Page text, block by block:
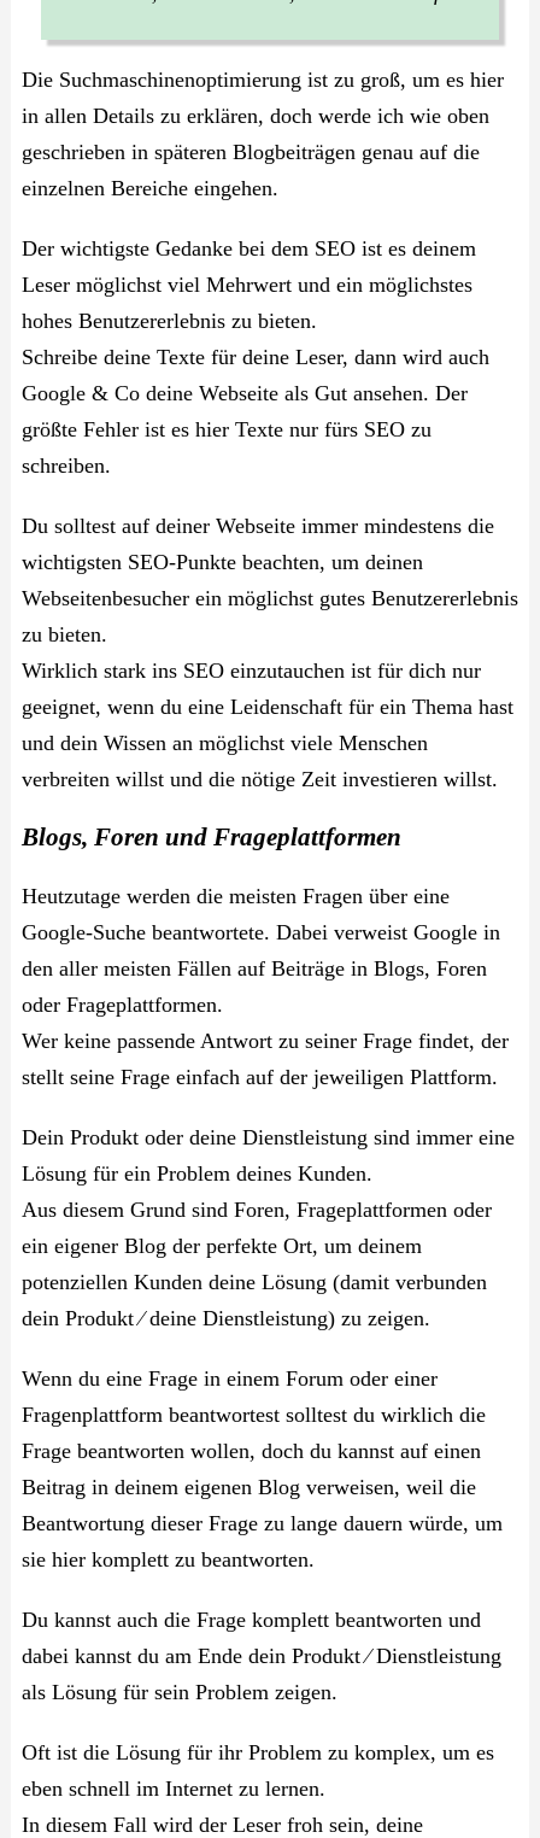
Die Suchmaschinenoptimierung ist zu groß, um es hier
in allen Details zu erklären, doch werde ich wie oben
geschrieben in späteren Blogbeiträgen genau auf die
einzelnen Bereiche eingehen.
Der wichtigste Gedanke bei dem SEO ist es deinem
Leser möglichst viel Mehrwert und ein möglichstes
hohes Benutzererlebnis zu bieten.
Schreibe deine Texte für deine Leser, dann wird auch
Google & Co deine Webseite als Gut ansehen. Der
größte Fehler ist es hier Texte nur fürs SEO zu
schreiben.
Du solltest auf deiner Webseite immer mindestens die
wichtigsten SEO-Punkte beachten, um deinen
Webseitenbesucher ein möglichst gutes Benutzererlebnis
zu bieten.
Wirklich stark ins SEO einzutauchen ist für dich nur
geeignet, wenn du eine Leidenschaft für ein Thema hast
und dein Wissen an möglichst viele Menschen
verbreiten willst und die nötige Zeit investieren willst.
Blogs, Foren und Frageplattformen
Heutzutage werden die meisten Fragen über eine
Google-Suche beantwortete. Dabei verweist Google in
den aller meisten Fällen auf Beiträge in Blogs, Foren
oder Frageplattformen.
Wer keine passende Antwort zu seiner Frage findet, der
stellt seine Frage einfach auf der jeweiligen Plattform.
Dein Produkt oder deine Dienstleistung sind immer eine
Lösung für ein Problem deines Kunden.
Aus diesem Grund sind Foren, Frageplattformen oder
ein eigener Blog der perfekte Ort, um deinem
potenziellen Kunden deine Lösung (damit verbunden
dein Produkt ⁄ deine Dienstleistung) zu zeigen.
Wenn du eine Frage in einem Forum oder einer
Fragenplattform beantwortest solltest du wirklich die
Frage beantworten wollen, doch du kannst auf einen
Beitrag in deinem eigenen Blog verweisen, weil die
Beantwortung dieser Frage zu lange dauern würde, um
sie hier komplett zu beantworten.
Du kannst auch die Frage komplett beantworten und
dabei kannst du am Ende dein Produkt ⁄ Dienstleistung
als Lösung für sein Problem zeigen.
Oft ist die Lösung für ihr Problem zu komplex, um es
eben schnell im Internet zu lernen.
In diesem Fall wird der Leser froh sein, deine